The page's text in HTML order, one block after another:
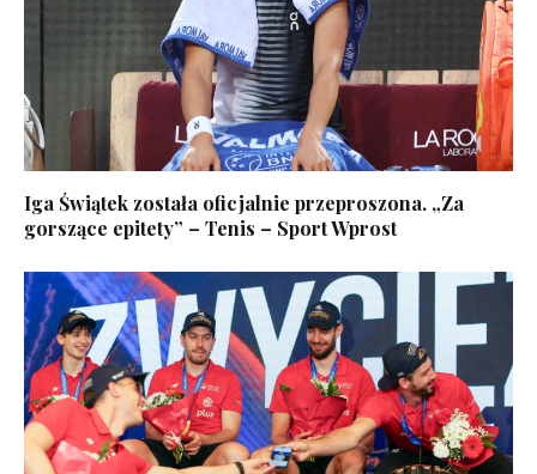
Iga Świątek została oficjalnie przeproszona. „Za
gorszące epitety” – Tenis – Sport Wprost